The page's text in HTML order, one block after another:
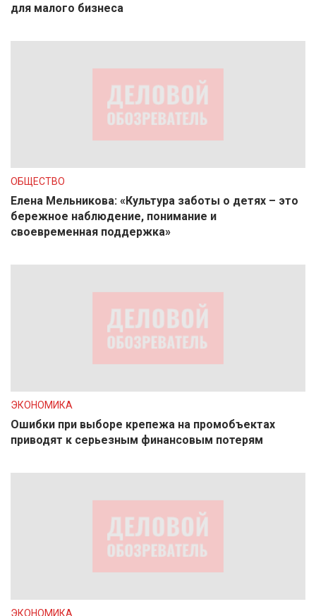
для малого бизнеса
ОБЩЕСТВО
Елена Мельникова: «Культура заботы о детях – это
бережное наблюдение, понимание и
своевременная поддержка»
ЭКОНОМИКА
Ошибки при выборе крепежа на промобъектах
приводят к серьезным финансовым потерям
ЭКОНОМИКА